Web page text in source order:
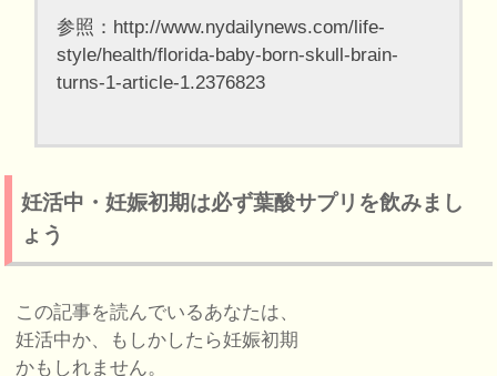
参照：http://www.nydailynews.com/life-
style/health/florida-baby-born-skull-brain-
turns-1-article-1.2376823
妊活中・妊娠初期は必ず葉酸サプリを飲みまし
ょう
この記事を読んでいるあなたは、
妊活中か、もしかしたら妊娠初期
かもしれません。